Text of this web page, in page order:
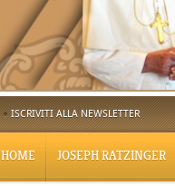
ISCRIVITI ALLA NEWSLETTER
HOME JOSEPH RATZINGER